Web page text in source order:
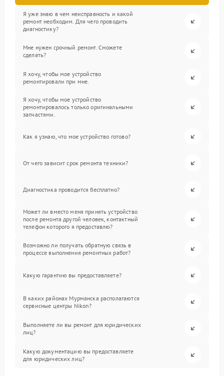
Я уже знаю в чем неисправность и какой
ремонт необходим. Для чего проводить
диагностику?
Мне нужен срочный ремонт. Сможете
сделать?
Я хочу, чтобы мое устройство
ремонтировали при мне.
Я хочу, чтобы мое устройство
ремонтировалось только оригинальными
запчастями.
Как я узнаю, что мое устройство готово?
От чего зависит срок ремонта техники?
Диагностика проводится бесплатно?
Может ли вместо меня принять устройство
после ремонта другой человек, контактный
телефон которого я предоставлю?
Возможно ли получать обратную связь в
процессе выполнения ремонтных работ?
Какую гарантию вы предоставляете?
В каких районах Мурманска располагаются
сервисные центры Nikon?
Выполняете ли вы ремонт для юридических
лиц?
Какую документацию вы предоставляете
для юридических лиц?